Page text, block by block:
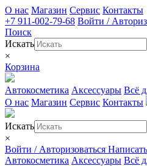
О нас Магазин Сервис Контакты
+7 911-002-79-68 Войти /
Поиск
Искать
×
Корзина
Автокосметика Аксессуары Всё
О нас Магазин Сервис Контакты
Искать
×
Войти / Авторизоваться
Автокосметика Аксессуары Всё